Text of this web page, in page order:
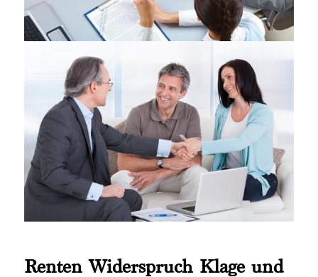
Renten Widerspruch Klage und